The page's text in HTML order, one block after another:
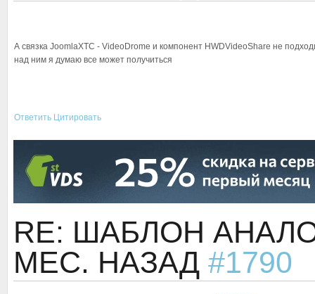
А связка JoomlaXTC - VideoDrome и компонент HWDVideoShare не
над ним я думаю все может получиться
Ответить Цитировать
RE: ШАБЛОН
МЕС. НАЗАД #1790